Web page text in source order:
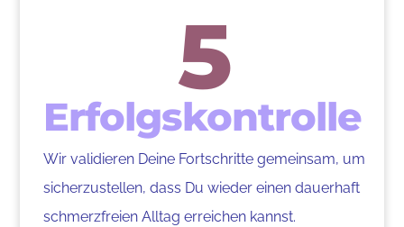
5
Erfolgskontrolle
Wir validieren Deine Fortschritte gemeinsam, um
sicherzustellen, dass Du wieder einen dauerhaft
schmerzfreien Alltag erreichen kannst.